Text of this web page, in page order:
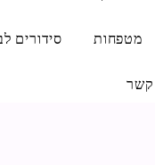
סידורים מטפחות
קשר